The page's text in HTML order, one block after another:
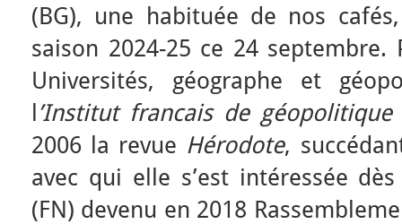
(BG), une habituée de nos
saison 2024-25 ce 24 septembre.
Universités, géographe et
’Institut francais de
2006 la revue Hérodote,
avec qui elle s’est intéressée
(FN) devenu en 2018